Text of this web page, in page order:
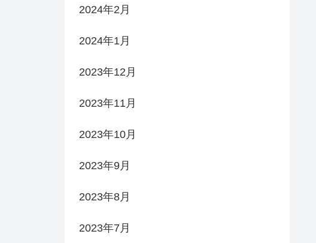
2024年2月
2024年1月
2023年12月
2023年11月
2023年10月
2023年9月
2023年8月
2023年7月